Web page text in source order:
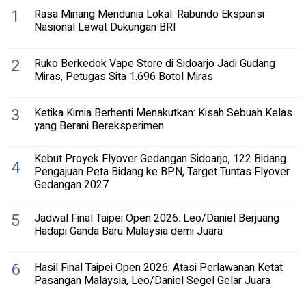
1 Rasa Minang Mendunia Lokal: Rabundo Ekspansi
Nasional Lewat Dukungan BRI
2 Ruko Berkedok Vape Store di Sidoarjo Jadi Gudang
Miras, Petugas Sita 1.696 Botol Miras
3 Ketika Kimia Berhenti Menakutkan: Kisah Sebuah Kelas
yang Berani Bereksperimen
4 Kebut Proyek Flyover Gedangan Sidoarjo, 122 Bidang
Pengajuan Peta Bidang ke BPN, Target Tuntas Flyover
Gedangan 2027
5 Jadwal Final Taipei Open 2026: Leo/Daniel Berjuang
Hadapi Ganda Baru Malaysia demi Juara
6 Hasil Final Taipei Open 2026: Atasi Perlawanan Ketat
Pasangan Malaysia, Leo/Daniel Segel Gelar Juara